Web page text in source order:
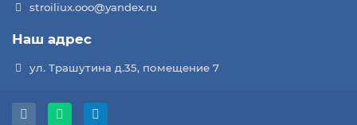
stroiliux.ooo@yandex.ru
Наш адрес
ул. Трашутина д.35, помещение 7